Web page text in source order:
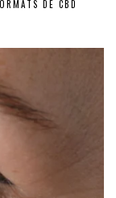
DE CBD